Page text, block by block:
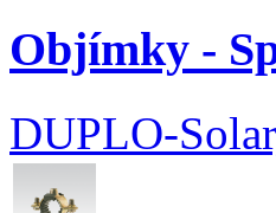
Objímky -
DUPLO-